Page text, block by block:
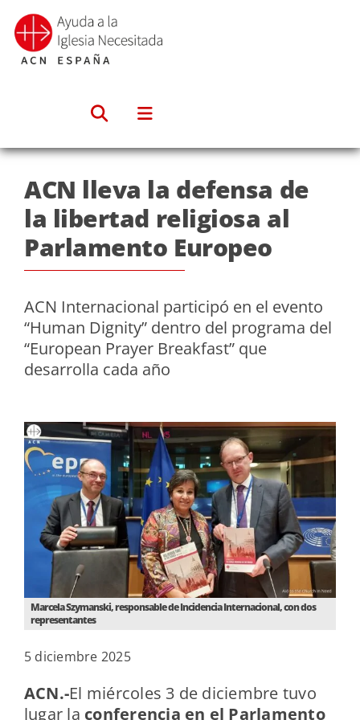
Saltar
contenido
5 diciembre 2025
Marcela Szymanski, responsable de Incidencia Internacional, con dos
representantes
ACN lleva la defensa de
la libertad religiosa al
Parlamento Europeo
ACN Internacional participó en el evento
“Human Dignity” dentro del programa del
“European Prayer Breakfast” que
desarrolla cada año
ACN.-El miércoles 3 de diciembre tuvo
lugar la conferencia en el Parlamento